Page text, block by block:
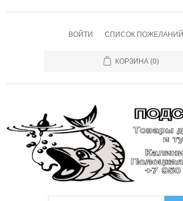
ВОЙТИ СПИСОК ПОЖЕЛАНИЙ
КОРЗИНА (0)